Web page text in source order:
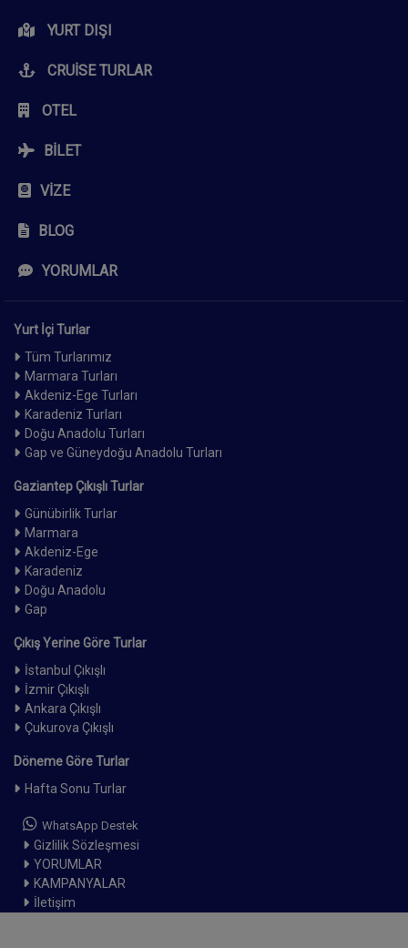
YURT DIŞI
CRUISE TURLAR
OTEL
BILET
VIZE
BLOG
YORUMLAR
Yurt İçi Turlar
Tüm Turlarımız
Marmara Turları
Akdeniz-Ege Turları
Karadeniz Turları
Doğu Anadolu Turları
Gap ve Güneydoğu Anadolu Turları
Gaziantep Çıkışlı Turlar
Günübirlik Turlar
Marmara
Akdeniz-Ege
Karadeniz
Doğu Anadolu
Gap
Çıkış Yerine Göre Turlar
İstanbul Çıkışlı
İzmir Çıkışlı
Ankara Çıkışlı
Çukurova Çıkışlı
Döneme Göre Turlar
Hafta Sonu Turlar
WhatsApp Destek
Gizlilik Sözleşmesi
YORUMLAR
KAMPANYALAR
İletişim